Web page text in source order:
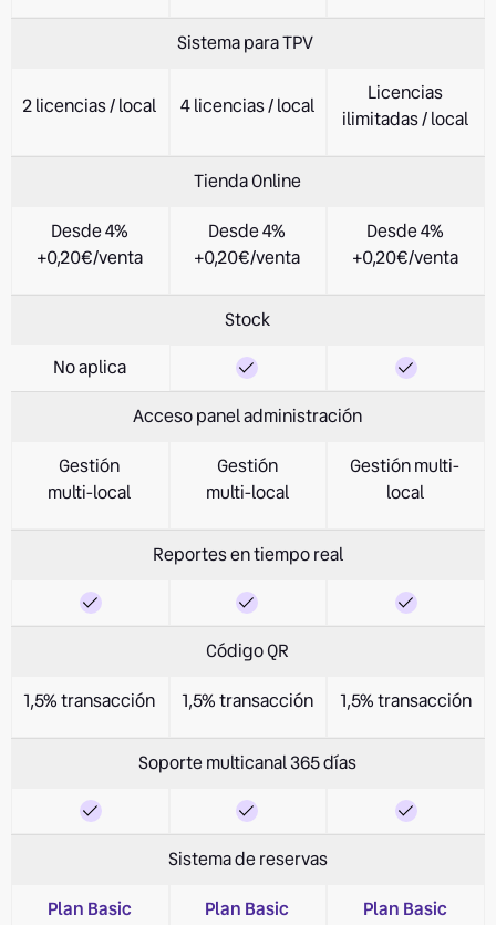
Sistema para TPV
2 licencias / local 4 licencias / local
Licencias
ilimitadas / local
Tienda Online
Desde 4%
+0,20€/venta
Desde 4%
+0,20€/venta
Desde 4%
+0,20€/venta
Stock
No aplica
Acceso panel administración
Gestión
multi-local
Gestión
multi-local
Gestión multi-
local
Reportes en tiempo real
Código QR
1,5% transacción
1,5% transacción 1,5% transacción
Soporte multicanal 365 días
Sistema de reservas
Plan Basic
Plan Basic Plan Basic